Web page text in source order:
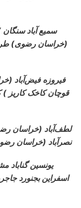
سمیع آباد
(خراسان رضوی)
فیروزه فیض‌آباد
قوچان کاخک کاریز
لطف‌آباد (خراسان
نصرآباد (خراسان
اسفراین بجنورد